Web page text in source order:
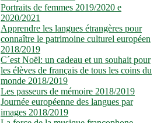
Portraits de femmes 2019/2020 e
2020/2021
Apprendre les langues étrangères pour
connaître le patrimoine culturel européen
2018/2019
C´est Noël: un cadeau et un souhait pour
les élèves de français de tous les coins du
monde 2018/2019
Les passeurs de mémoire 2018/2019
Journée européenne des langues par
images 2018/2019